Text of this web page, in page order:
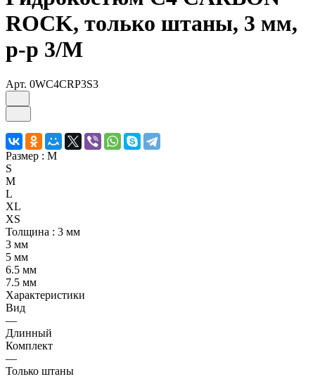
ROCK, только штаны, 3 мм,
р-р 3/M
Арт. 0WC4CRP3S3
Размер : M
S
M
L
XL
XS
Толщина : 3 мм
3 мм
5 мм
6.5 мм
7.5 мм
Характеристики
Вид
—
Длинный
Комплект
—
Только штаны